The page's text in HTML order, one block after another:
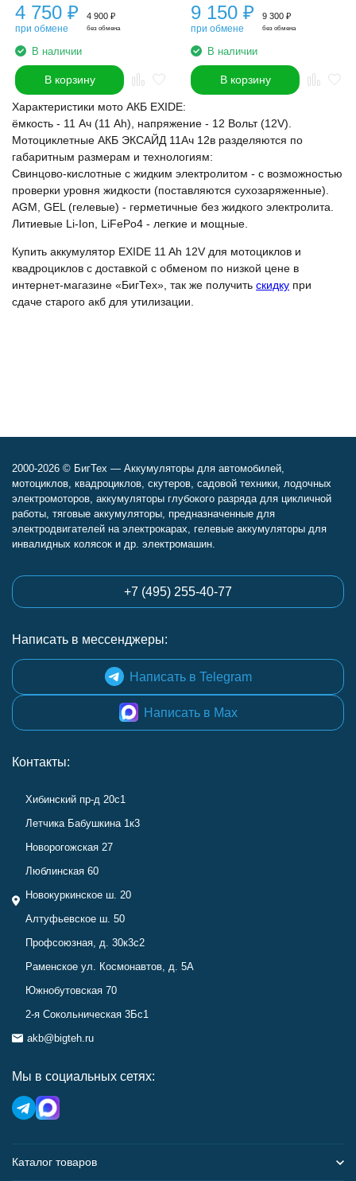
4 750 ₽
при обмене
4 900 ₽
без обмена
В наличии
В корзину
9 150 ₽
при обмене
9 300 ₽
без обмена
В наличии
В корзину
Характеристики мото АКБ EXIDE:
ёмкость - 11 Ач (11 Ah), напряжение - 12 Вольт (12V).
Мотоциклетные АКБ ЭКСАЙД 11Ач 12в разделяются по
габаритным размерам и технологиям:
Свинцово-кислотные с жидким электролитом - с возможностью
проверки уровня жидкости (поставляются сухозаряженные).
AGM, GEL (гелевые) - герметичные без жидкого электролита.
Литиевые Li-Ion, LiFePo4 - легкие и мощные.
Купить аккумулятор EXIDE 11 Ah 12V для мотоциклов и
квадроциклов с доставкой с обменом по низкой цене в
интернет-магазине «БигТех», так же получить скидку при
сдаче старого акб для утилизации.
2000-2026 © БигТех — Аккумуляторы для автомобилей,
мотоциклов, квадроциклов, скутеров, садовой техники, лодочных
электромоторов, аккумуляторы глубокого разряда для цикличной
работы, тяговые аккумуляторы, предназначенные для
электродвигателей на электрокарах, гелевые аккумуляторы для
инвалидных колясок и др. электромашин.
+7 (495) 255-40-77
Написать в мессенджеры:
Написать в Telegram
Написать в Max
Контакты:
Хибинский пр-д 20с1
Летчика Бабушкина 1к3
Новорогожская 27
Люблинская 60
Новокуркинское ш. 20
Алтуфьевское ш. 50
Профсоюзная, д. 30к3с2
Раменское ул. Космонавтов, д. 5А
Южнобутовская 70
2-я Сокольническая 3Бс1
akb@bigteh.ru
Мы в социальных сетях:
Каталог товаров